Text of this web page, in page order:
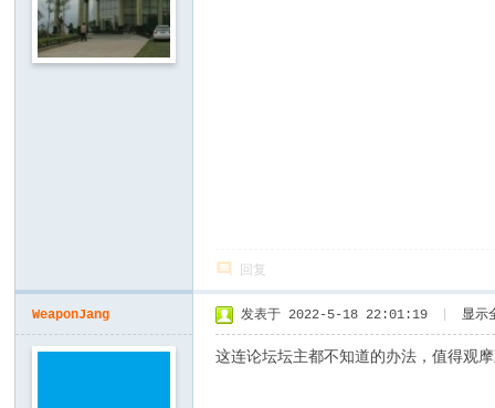
回复
WeaponJang 发表于 2022-5-18 22:01:19 显示
这连论坛坛主都不知道的办法，值得观